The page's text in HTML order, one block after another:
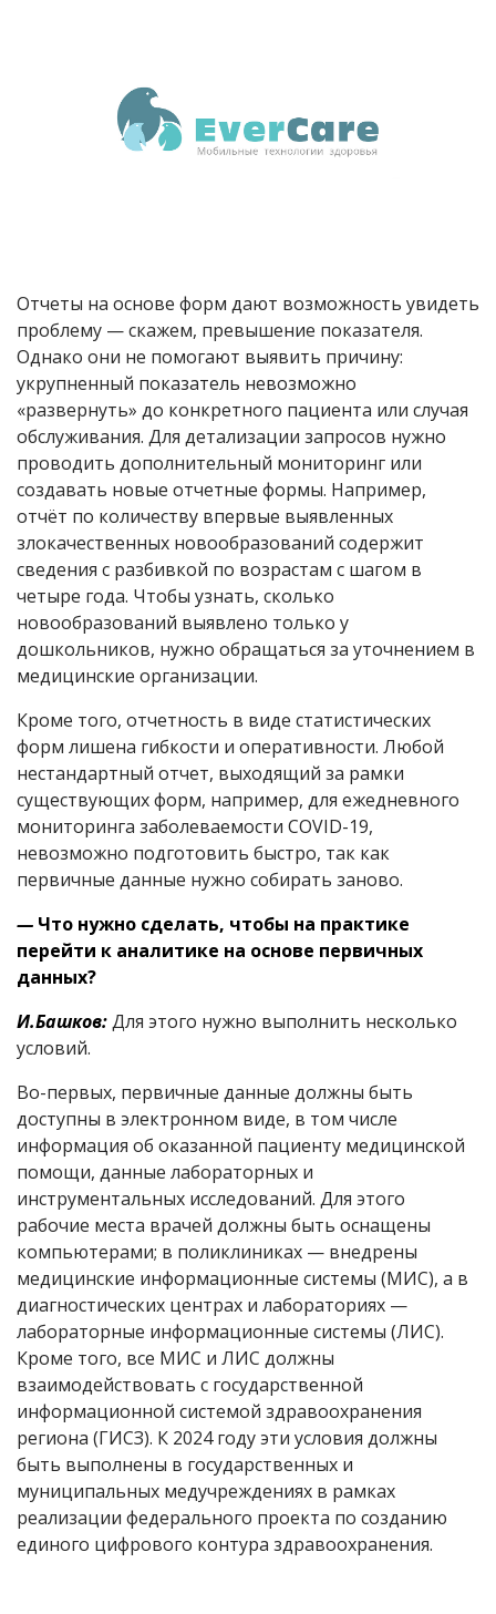
Отчеты на основе форм дают возможность увидеть
проблему — скажем, превышение показателя.
Однако они не помогают выявить причину:
укрупненный показатель невозможно
«развернуть» до конкретного пациента или случая
обслуживания. Для детализации запросов нужно
проводить дополнительный мониторинг или
создавать новые отчетные формы. Например,
отчёт по количеству впервые выявленных
злокачественных новообразований содержит
сведения с разбивкой по возрастам с шагом в
четыре года. Чтобы узнать, сколько
новообразований выявлено только у
дошкольников, нужно обращаться за уточнением в
медицинские организации.
Кроме того, отчетность в виде статистических
форм лишена гибкости и оперативности. Любой
нестандартный отчет, выходящий за рамки
существующих форм, например, для ежедневного
мониторинга заболеваемости COVID-19,
невозможно подготовить быстро, так как
первичные данные нужно собирать заново.
— Что нужно сделать, чтобы на практике
перейти к аналитике на основе первичных
данных?
И.Башков:Для этого нужно выполнить несколько
условий.
Во-первых, первичные данные должны быть
доступны в электронном виде, в том числе
информация об оказанной пациенту медицинской
помощи, данные лабораторных и
инструментальных исследований. Для этого
рабочие места врачей должны быть оснащены
компьютерами; в поликлиниках — внедрены
медицинские информационные системы (МИС), а в
диагностических центрах и лабораториях —
лабораторные информационные системы (ЛИС).
Кроме того, все МИС и ЛИС должны
взаимодействовать с государственной
информационной системой здравоохранения
региона (ГИСЗ). К 2024 году эти условия должны
быть выполнены в государственных и
муниципальных медучреждениях в рамках
реализации федерального проекта по созданию
единого цифрового контура здравоохранения.